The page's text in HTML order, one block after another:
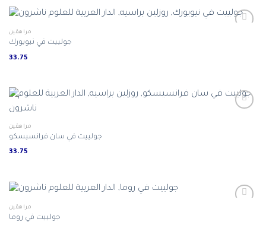
مراهقين
جولييت في نيويورك
مراهقين
جولييت في سان فرانسيسكو
مراهقين
جولييت في روما